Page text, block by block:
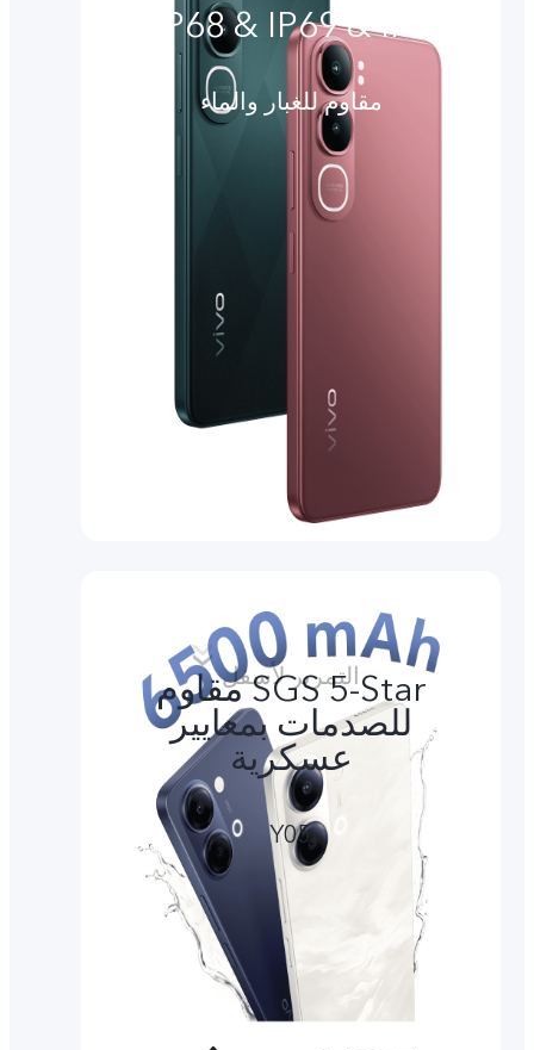
IP68 & IP69 & IP69+
مقاوم للغبار والماء
SGS 5-Star مقاوم
للصدمات بمعايير
عسكرية
Y05